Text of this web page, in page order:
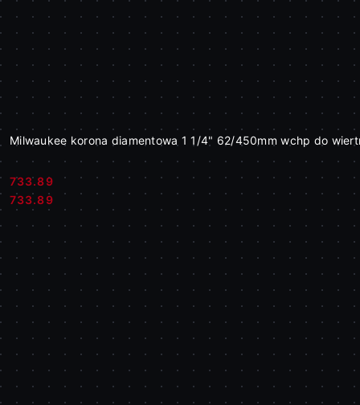
Milwaukee korona diamentowa 1 1/4" 62/450mm wchp do
Cena:
733.89
Cena:
733.89